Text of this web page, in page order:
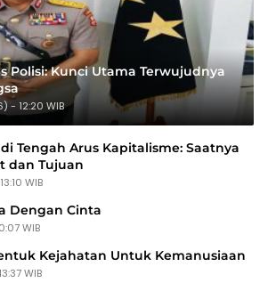
Polisi: Kunci Utama Terwujudnya
- 12:20 WIB
Tengah Arus Kapitalisme: Saatnya
dan Tujuan
WIB
Dengan Cinta
WIB
Kejahatan Untuk Kemanusiaan
WIB